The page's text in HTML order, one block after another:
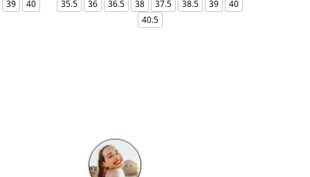
39 40 35.5 36 36.5 38 37.5 38.5 39
40
40.5